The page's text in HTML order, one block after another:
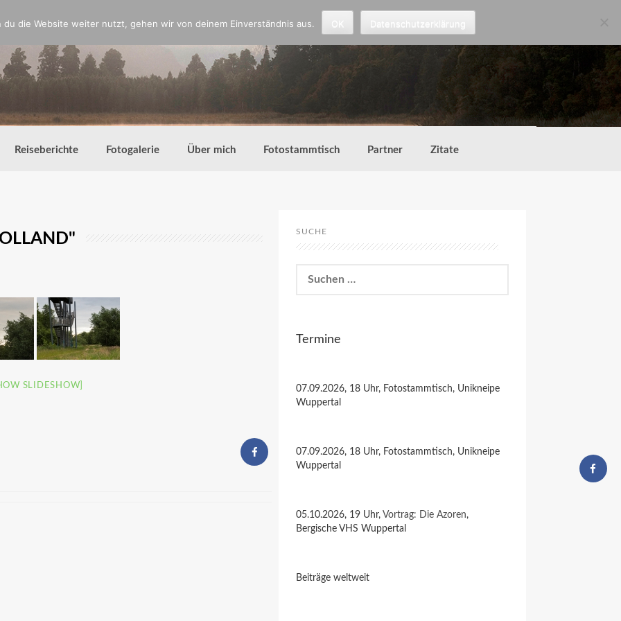
Reiseberichte Fotogalerie Über mich Fotostammtisch Partner Zitate
SLIDESHOW]
SUCHE
nach:
Termine
07.09.2026, 18 Uhr, Fotostammtisch, Unikneipe
Wuppertal
07.09.2026, 18 Uhr, Fotostammtisch, Unikneipe
Wuppertal
05.10.2026, 19 Uhr, Vortrag: Die Azoren,
Bergische VHS Wuppertal
Beiträge weltweit
die Website weiter nutzt, gehen wir von deinem Einverständnis aus.